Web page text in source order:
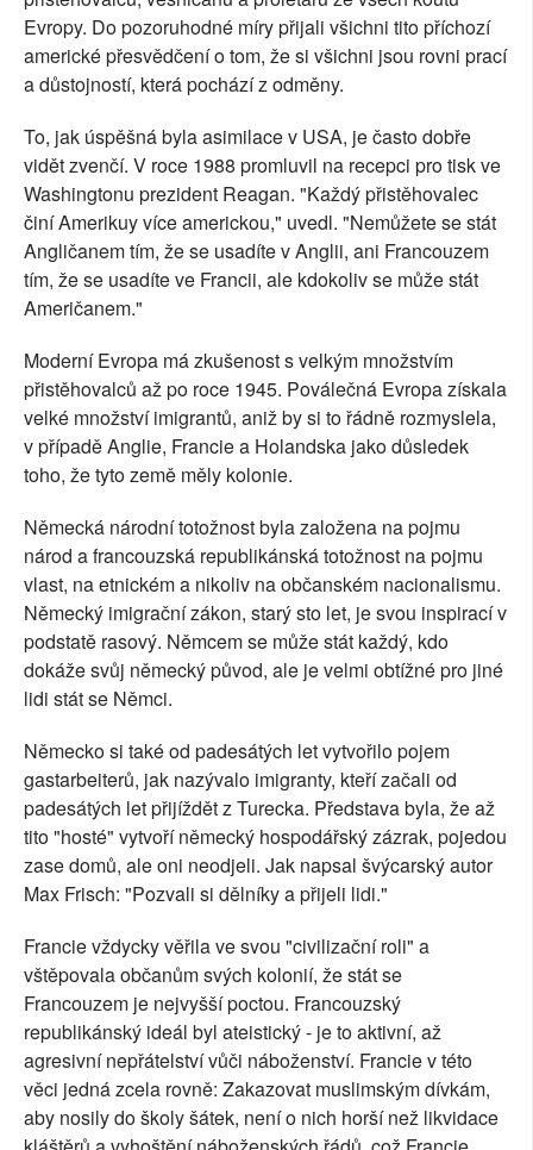
Evropy. Do pozoruhodné míry přijali všichni tito příchozí
americké přesvědčení o tom, že si všichni jsou rovni prací
a důstojností, která pochází z odměny.
To, jak úspěšná byla asimilace v USA, je často dobře
vidět zvenčí. V roce 1988 promluvil na recepci pro tisk ve
Washingtonu prezident Reagan. "Každý přistěhovalec
činí Amerikuy více americkou," uvedl. "Nemůžete se stát
Angličanem tím, že se usadíte v Anglii, ani Francouzem
tím, že se usadíte ve Francii, ale kdokoliv se může stát
Američanem."
Moderní Evropa má zkušenost s velkým množstvím
přistěhovalců až po roce 1945. Poválečná Evropa získala
velké množství imigrantů, aniž by si to řádně rozmyslela,
v případě Anglie, Francie a Holandska jako důsledek
toho, že tyto země měly kolonie.
Německá národní totožnost byla založena na pojmu
národ a francouzská republikánská totožnost na pojmu
vlast, na etnickém a nikoliv na občanském nacionalismu.
Německý imigrační zákon, starý sto let, je svou inspirací v
podstatě rasový. Němcem se může stát každý, kdo
dokáže svůj německý původ, ale je velmi obtížné pro jiné
lidi stát se Němci.
Německo si také od padesátých let vytvořilo pojem
gastarbeiterů, jak nazývalo imigranty, kteří začali od
padesátých let přijíždět z Turecka. Představa byla, že až
tito "hosté" vytvoří německý hospodářský zázrak, pojedou
zase domů, ale oni neodjeli. Jak napsal švýcarský autor
Max Frisch: "Pozvali si dělníky a přijeli lidi."
Francie vždycky věřila ve svou "civilizační roli" a
vštěpovala občanům svých kolonií, že stát se
Francouzem je nejvyšší poctou. Francouzský
republikánský ideál byl ateistický - je to aktivní, až
agresivní nepřátelství vůči náboženství. Francie v této
věci jedná zcela rovně: Zakazovat muslimským dívkám,
aby nosily do školy šátek, není o nich horší než likvidace